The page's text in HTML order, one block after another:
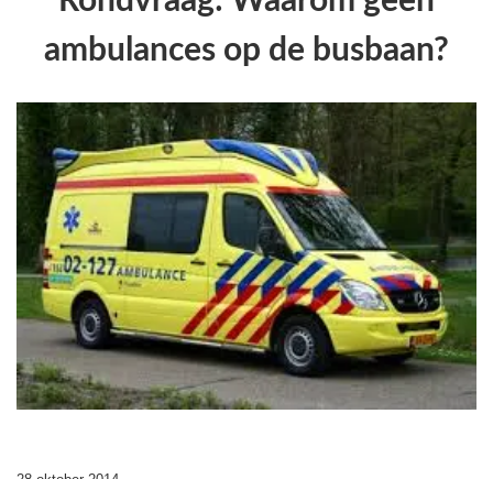
ambulances op de busbaan?